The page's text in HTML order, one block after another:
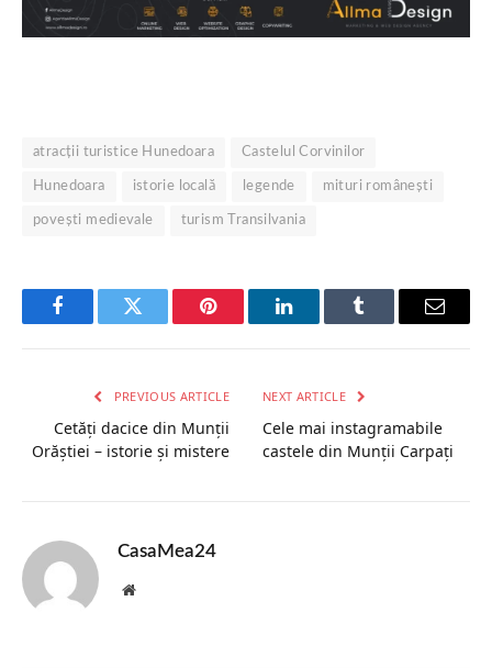
atracții turistice Hunedoara Castelul Corvinilor
Hunedoara istorie locală legende mituri românești
povești medievale turism Transilvania
FacebookTwitter Pinterest LinkedInTumblr Email
PREVIOUS ARTICLE
Cetăți dacice din Munții
Orăștiei – istorie și mistere
NEXT ARTICLE
Cele mai instagramabile
castele din Munții Carpați
CasaMea24
Website